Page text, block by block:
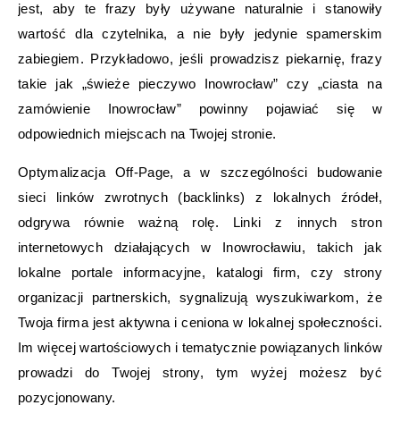
jest, aby te frazy były używane naturalnie i stanowiły
wartość dla czytelnika, a nie były jedynie spamerskim
zabiegiem. Przykładowo, jeśli prowadzisz piekarnię, frazy
takie jak „świeże pieczywo Inowrocław” czy „ciasta na
zamówienie Inowrocław” powinny pojawiać się w
odpowiednich miejscach na Twojej stronie.
Optymalizacja Off-Page, a w szczególności budowanie
sieci linków zwrotnych (backlinks) z lokalnych źródeł,
odgrywa równie ważną rolę. Linki z innych stron
internetowych działających w Inowrocławiu, takich jak
lokalne portale informacyjne, katalogi firm, czy strony
organizacji partnerskich, sygnalizują wyszukiwarkom, że
Twoja firma jest aktywna i ceniona w lokalnej społeczności.
Im więcej wartościowych i tematycznie powiązanych linków
prowadzi do Twojej strony, tym wyżej możesz być
pozycjonowany.